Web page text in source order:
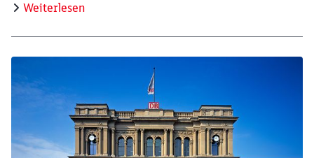
Weiterlesen